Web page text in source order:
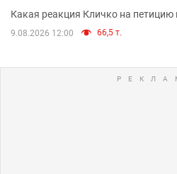
небоскреба "московского
Какая реакция Кличко на петицию
9.08.2026 12:00 66,5 т.